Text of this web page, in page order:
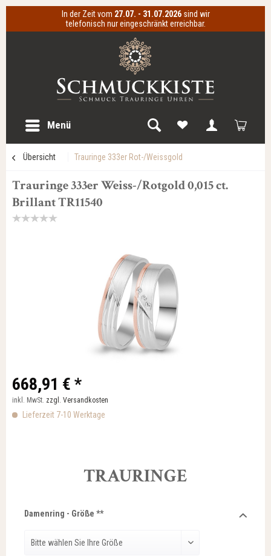
In der Zeit vom 27.07. - 31.07.2026 sind wir
telefonisch nur eingeschränkt erreichbar.
Menü
Übersicht Trauringe 333er Rot-/Weissgold
Trauringe 333er Weiss-/Rotgold 0,015 ct.
Brillant TR11540
668,91 € *
inkl. MwSt. zzgl. Versandkosten
Lieferzeit 7-10 Werktage
TRAURINGE
Damenring - Größe **